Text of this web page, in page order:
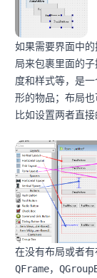
如果需要界面中
局来包裹里面的
度和样式等，是
形的物品；布局也
比如设置两者直
在没有布局或者
QFrame，